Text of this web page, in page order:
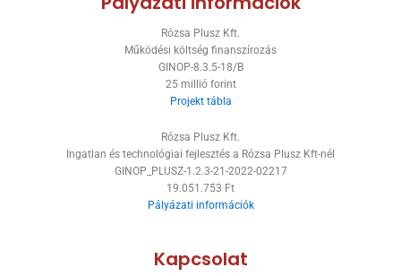
c
e
b
o
k
-
f
k
t
o
k
s
t
r
a
m
Rózsa Plusz Kft.
Működési költség finanszírozás
GINOP-8.3.5-18/B
25 millió forint
Projekt tábla
Rózsa Plusz Kft.
Ingatlan és technológiai fejlesztés a Rózsa Plusz Kft-nél
GINOP_PLUSZ-1.2.3-21-2022-02217
19.051.753 Ft
Pályázati információk
Kapcsolat